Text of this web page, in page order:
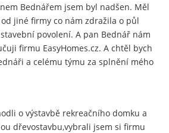
Bednářem jsem byl nadšen. Měl
jiné firmy co nám zdražila o půl
povolení. A pan Bednář nám
firmu EasyHomes.cz. A chtěl bych
a celému týmu za splnění mého
o výstavbě rekreačního domku a
dřevostavbu,vybrali jsem si firmu